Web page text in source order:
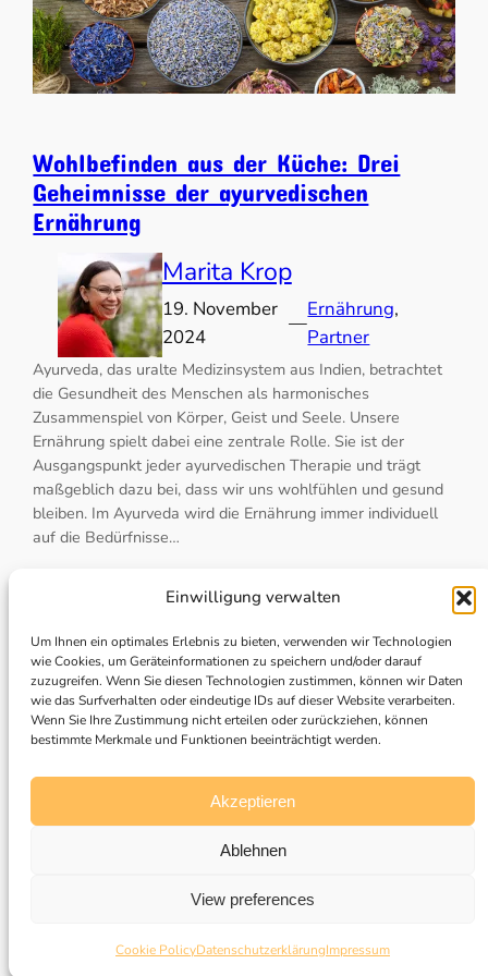
Einwilligung verwalten
Um Ihnen ein optimales Erlebnis zu bieten, verwenden wir Technologien
wie Cookies, um Geräteinformationen zu speichern und/oder darauf
zuzugreifen. Wenn Sie diesen Technologien zustimmen, können wir Daten
wie das Surfverhalten oder eindeutige IDs auf dieser Website verarbeiten.
Wenn Sie Ihre Zustimmung nicht erteilen oder zurückziehen, können
bestimmte Merkmale und Funktionen beeinträchtigt werden.
Akzeptieren
Ablehnen
View preferences
Cookie PolicyDatenschutzerklärungImpressum
Wohlbefinden aus der Küche: Drei
Geheimnisse der ayurvedischen
Ernährung
Marita Krop
19. November
2024
—
Ernährung
Partner
Ayurveda, das uralte Medizinsystem aus Indien, betrachtet
die Gesundheit des Menschen als harmonisches
Zusammenspiel von Körper, Geist und Seele. Unsere
Ernährung spielt dabei eine zentrale Rolle. Sie ist der
Ausgangspunkt jeder ayurvedischen Therapie und trägt
maßgeblich dazu bei, dass wir uns wohlfühlen und gesund
bleiben. Im Ayurveda wird die Ernährung immer individuell
auf die Bedürfnisse…
mundet.app
Cooking together, just better!
Contact us